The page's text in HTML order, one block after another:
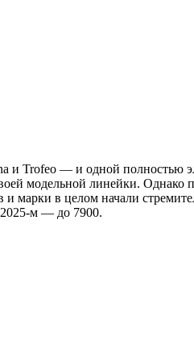
и Trofeo — и одной полностью
модельной линейки. Однако
марки в целом начали
2025-м — до 7900.